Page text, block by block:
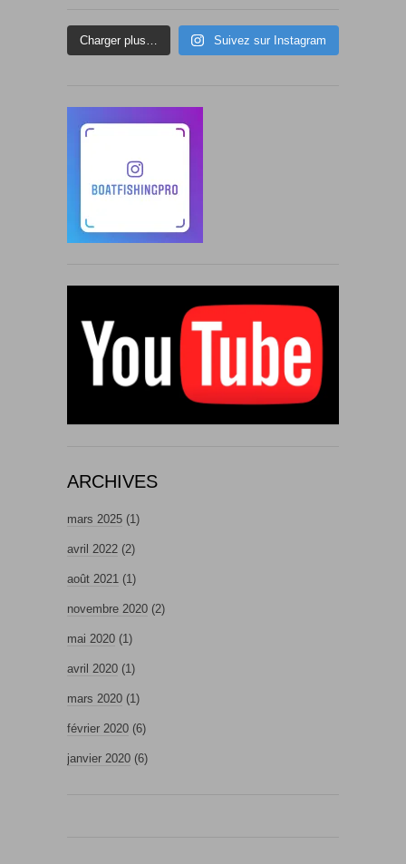
Charger plus… Suivez sur Instagram
ARCHIVES
mars 2025 (1)
avril 2022 (2)
août 2021 (1)
novembre 2020 (2)
mai 2020 (1)
avril 2020 (1)
mars 2020 (1)
février 2020 (6)
janvier 2020 (6)